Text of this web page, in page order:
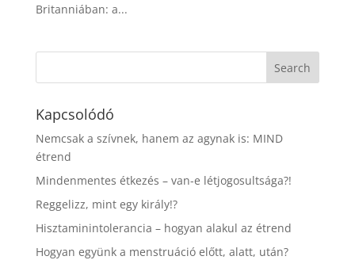
Britanniában: a...
Kapcsolódó
Nemcsak a szívnek, hanem az agynak is: MIND
étrend
Mindenmentes étkezés – van-e létjogosultsága?!
Reggelizz, mint egy király!?
Hisztaminintolerancia – hogyan alakul az étrend
Hogyan együnk a menstruáció előtt, alatt, után?